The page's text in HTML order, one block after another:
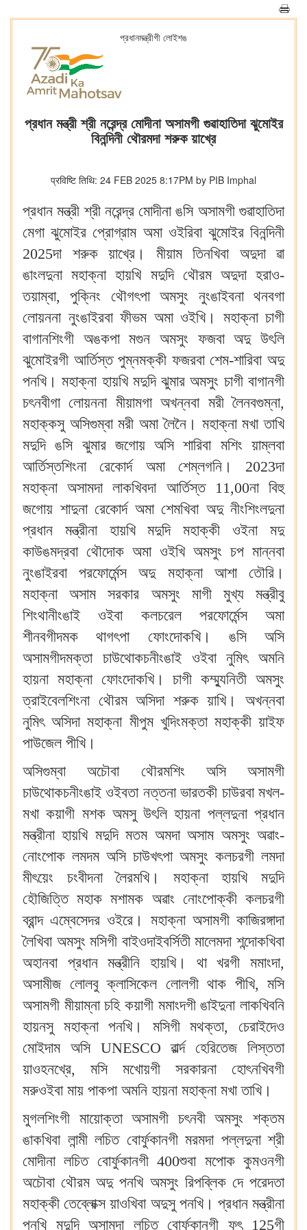
প্রধানমন্ত্রীগী লোইশঙ
প্রধান মন্ত্রী শ্রী নরেন্দ্র মোদীনা অসামগী গুৱাহাতিদা ঝুমোইর
বিনন্দিনী থৌরমদা শরুক য়াখ্রে
प्रविष्टि तिथि: 24 FEB 2025 8:17PM by PIB Imphal
প্রধান মন্ত্রী শ্রী নরেন্দ্র মোদীনা ঙসি অসামগী গুৱাহাতিদা
মেগা ঝুমোইর প্রোগ্রাম অমা ওইরিবা ঝুমোইর বিনন্দিনী
2025দা শরুক য়াখ্রে। মীয়াম তিনখিবা অদুদা ৱা
ঙাংলদুনা মহাক্না হায়খি মদুদি থৌরম অদুদা হরাও-
তয়াম্বা, পুক্নিং থৌগৎপা অমসুং নুংঙাইবনা থনবগা
লোয়ননা নুংঙাইরবা ফীভম অমা ওইখি। মহাক্না চাগী
বাগানশিংগী অঙকপা মগুন অমসুং ফজবা অদু উৎলি
ঝুমোইরগী আর্তিস্ত পুম্নমক্কী ফজরবা শেম-শারিবা অদু
পনখি। মহাক্না হায়খি মদুদি ঝুমার অমসুং চাগী বাগানগী
চৎনবীগা লোয়ননা মীয়ামগা অখন্নবা মরী লৈনবগুম্না,
মহাক্কসু অসিগুম্বা মরী অমা লৈনৈ। মহাক্না মখা তাখি
মদুদি ঙসি ঝুমার জগোয় অসি শারিবা মশিং য়াম্লবা
আর্তিস্তশিংনা রেকোর্দ অমা শেম্লগনি। 2023দা
মহাক্না অসামদা লাকখিবদা আর্তিস্ত 11,00না বিহু
জগোয় শাদুনা রেকোর্দ অমা শেমখিবা অদু নীংশিংলদুনা
প্রধান মন্ত্রীনা হায়খি মদুদি মহাক্কী ওইনা মদু
কাউঙমদ্রবা থৌদোক অমা ওইখি অমসুং চপ মান্নবা
নুংঙাইরবা পরফোর্মেন্স অদু মহাক্না আশা তৌরি।
মহাক্না অসাম সরকার অমসুং মাগী মুখ্য মন্ত্রীবু
শিংথানীংঙাই ওইবা কলচরেল পরফোর্মেন্স অমা
শীনবগীদমক থাগৎপা ফোংদোকখি। ঙসি অসি
অসামগীদমক্তা চাউথোকচনীংঙাই ওইবা নুমিৎ অমনি
হায়না মহাক্না ফোংদোকখি। চাগী কম্ম্যুনিতী অমসুং
ত্রাইবেলশিংনা থৌরম অসিদা শরুক য়াখি। অখন্নবা
নুমিৎ অসিদা মহাক্না মীপুম খুদিংমক্তা মহাক্কী য়াইফ
পাউজেল পীখি।
অসিগুম্বা অচৌবা থৌরমশিং অসি অসামগী
চাউথোকচনীংঙাই ওইবতা নত্তনা ভারতকী চাউরবা মখল-
মখা কয়াগী মশক অমসু উৎলি হায়না পল্লদুনা প্রধান
মন্ত্রীনা হায়খি মদুদি মতম অমদা অসাম অমসুং অৱাং-
নোংপোক লমদম অসি চাউখৎপা অমসুং কলচরগী লমদা
মীৎয়েং চংবীদনা লৈরমখি। মহাক্না হায়খি মদুদি
হৌজিত্তি মহাক মশামক অৱাং নোংপোক্কী কলচরগী
ব্রান্দ এম্বেসেদর ওইরে। মহাক্না অসামগী কাজিরঙ্গাদা
লৈখিবা অমসুং মসিগী বাইওদাইবর্সিতী মালেমদা শন্দোকখিবা
অহানবা প্রধান মন্ত্রীনি হায়খি। থা খরগী মমাংদা,
অসামীজ লোলবু ক্লাসিকেল লোলগী থাক পীখি, মসি
অসামগী মীয়াম্না চহি কয়াগী মমাংদগী ঙাইদুনা লাকখিবনি
হায়নসু মহাক্না পনখি। মসিগী মথক্তা, চেরাইদেও
মোইদাম অসি UNESCO ৱার্ল্দ হেরিতেজ লিস্ততা
য়াওহনখ্রে, মসি মখোয়গী সরকারনা হোৎনখিবগী
মরুওইবা মায় পাকপা অমনি হায়না মহাক্না মখা তাখি।
মুগলশিংগী মায়োক্তা অসামগী চৎনবী অমসুং শক্তম
ঙাকখিবা লান্মী লচিত বোর্ফুকানগী মরমদা পল্লদুনা শ্রী
মোদীনা লচিত বোর্ফুকানগী 400শুবা মপোক কুমওনগী
অচৌবা থৌরম অদু পনখি অমসুং রিপব্লিক দে পরেদতা
মহাক্কী তেব্লোক্স য়াওখিবা অদুসু পনখি। প্রধান মন্ত্রীনা
পনখি মদুদি অসামদা লচিত বোর্ফুকানগী ফুৎ 125গী